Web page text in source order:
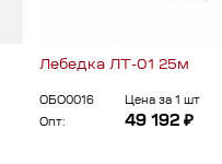
Лебедка ЛТ-01 25м
ОБО0016
Цена за 1 шт
Опт:
49 192 ₽